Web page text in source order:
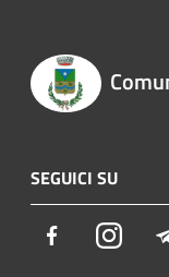
SEGUICI SU
Facebook